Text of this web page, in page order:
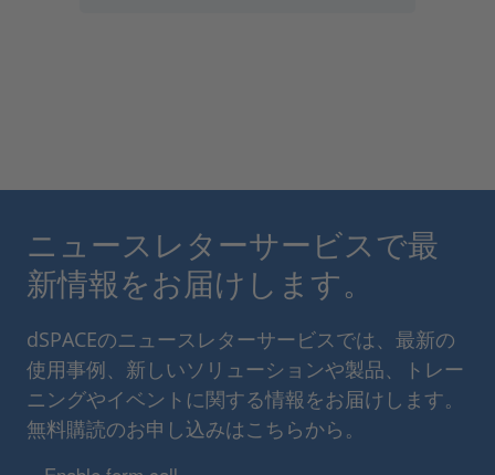
ニュースレターサービスで最
新情報をお届けします。
dSPACEのニュースレターサービスでは、最新の
使用事例、新しいソリューションや製品、トレー
ニングやイベントに関する情報をお届けします。
無料購読のお申し込みはこちらから。